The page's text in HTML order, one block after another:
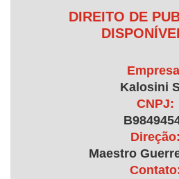
DIREITO DE
Kalosini
CNPJ:
Direção:
Maestro